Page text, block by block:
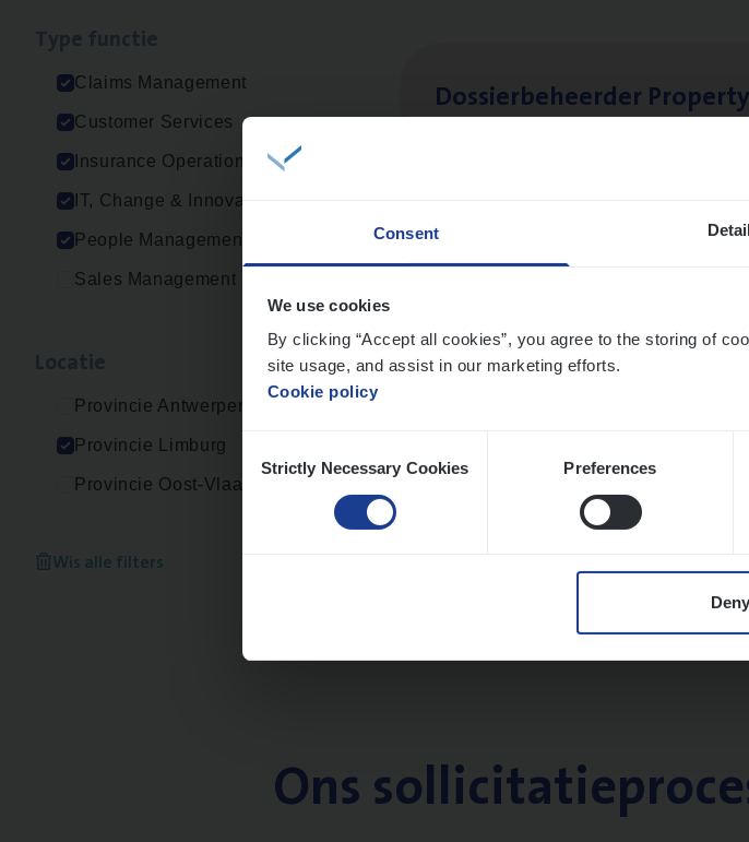
Consent
We use cookies
By clicking “Accept all cookies”, you agree to the storing of
site usage, and assist in our marketing efforts.
Cookie policy
Selection
Strictly Necessary Cookies Preferences
Deny
Claims Management
Customer Services
Insurance Operations
IT, Change & Innovation
People Management
Sales Management
Provincie Antwerpen
Provincie Limburg
Provincie Oost-Vlaanderen
Wis alle filters
Dos­sier­be­heer­der
Ons